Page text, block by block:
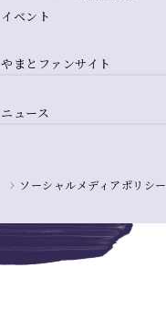
イベント
やまとファンサイト
ニュース
ソーシャルメディアポリシー